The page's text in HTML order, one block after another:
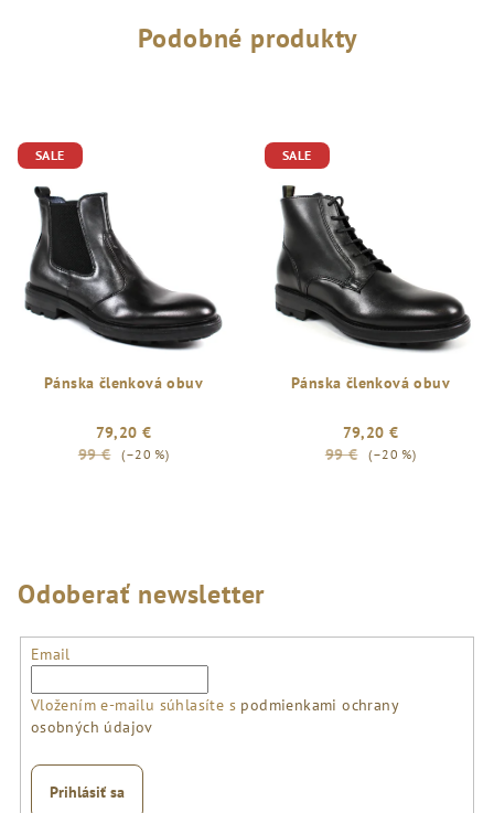
Podobné produkty
SALE
Pánska členková obuv
79,20 €
99 €
(–20 %)
SALE
Pánska členková obuv
79,20 €
99 €
(–20 %)
Odoberať newsletter
Email
Vložením e-mailu súhlasíte s podmienkami ochrany
osobných údajov
Prihlásiť sa